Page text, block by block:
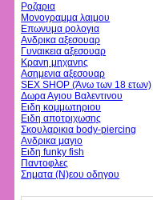
Ροζαρια
Μονογραμμα λαιμου
Επωνυμα ρολογια
Ανδρικα αξεσουαρ
Γυναικεια αξεσουαρ
Κρανη μηχανης
Ασημενια αξεσουαρ
SEX SHOP (Άνω των 18 ετων)
Δωρα Αγιου Βαλεντινου
Ειδη κομμωτηριου
Ειδη αποτριχωσης
Σκουλαρικια body-piercing
Ανδρικα μαγιο
Ειδη funky fish
Παντοφλες
Σηματα (Ν)εου οδηγου